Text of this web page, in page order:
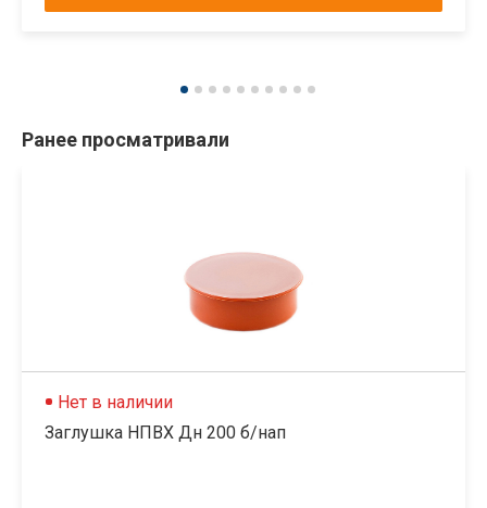
Ранее просматривали
Нет в наличии
Заглушка НПВХ Дн 200 б/нап